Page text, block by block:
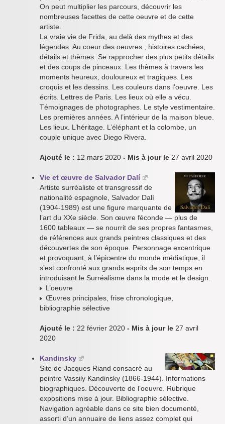
On peut multiplier les parcours, découvrir les
nombreuses facettes de cette oeuvre et de cette
artiste.
La vraie vie de Frida, au delà des mythes et des
légendes. Au coeur des oeuvres ; histoires cachées,
détails et thèmes. Se rapprocher des plus petits détails
et des coups de pinceaux. Les thèmes à travers les
moments heureux, douloureux et tragiques. Les
croquis et les dessins. Les couleurs dans l’oeuvre. Les
écrits. Lettres de Paris. Les lieux où elle a vécu.
Témoignages de photographes. Le style vestimentaire.
Les premières années. A l’intérieur de la maison bleue.
Les lieux. L’héritage. L’éléphant et la colombe, un
couple unique avec Diego Rivera.
Ajouté le : 12 mars 2020 - Mis à jour le 27 avril 2020
Vie et œuvre de Salvador Dalí
Artiste surréaliste et transgressif de
nationalité espagnole, Salvador Dalí
(1904-1989) est une figure marquante de
l’art du XXe siècle. Son œuvre féconde — plus de
1600 tableaux — se nourrit de ses propres fantasmes,
de références aux grands peintres classiques et des
découvertes de son époque. Personnage excentrique
et provoquant, à l’épicentre du monde médiatique, il
s’est confronté aux grands esprits de son temps en
introduisant le Surréalisme dans la mode et le design.
L’oeuvre
Œuvres principales, frise chronologique,
bibliographie sélective
Ajouté le : 22 février 2020 - Mis à jour le 27 avril
2020
Kandinsky
Site de Jacques Riand consacré au
peintre Vassily Kandinsky (1866-1944). Informations
biographiques. Découverte de l’oeuvre. Rubrique
expositions mise à jour. Bibliographie sélective.
Navigation agréable dans ce site bien documenté,
assorti d’un annuaire de liens assez complet qui